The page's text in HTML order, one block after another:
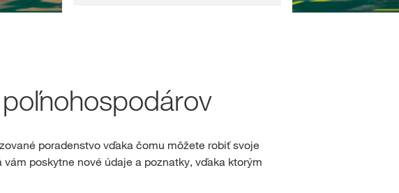
obsah
PRIHLÁSENIE
poradenstvo vďaka čomu môžete robiť svoje
poskytne nové údaje a poznatky, vďaka ktorým